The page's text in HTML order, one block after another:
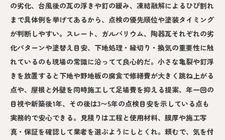
の劣化、台風後の瓦の浮きや釘の緩み、凍結融解によるひび割れ
まで具体例を挙げてあるから、点検の優先順位や塗装タイミング
が判断しやすい。スレート、ガルバリウム、陶器瓦それぞれの劣
化パターンや塗替え目安、下地処理・縁切り・換気の重要性に触
れているのも現場の常識に沿ってて良心的だ。小さな亀裂や釘浮
きを放置すると下地や野地板の腐食で修繕費が大きく跳ね上がる
点や、屋根と外壁を同時施工して足場費を抑える提案、年一回の
目視や新築後1年、その後は3〜5年の点検目安を示している点も
実務的で安心できる。見積りは工程と使用材料、膜厚や施工写
真・保証を確認して業者を選ぶようにしとくれ。頼むで、気を付